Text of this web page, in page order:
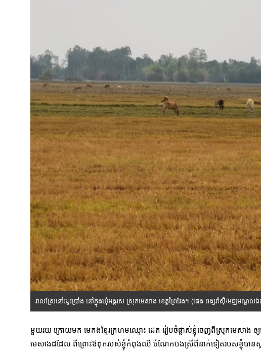
វាលស្រែនៅរដូវប្រាំង នៅក្នុងឃុំអង្គរស ស្រុកមេសាង ខេត្តព្រៃវែង។ (ផេង ពង្សរ៉ាស៊ី/មជ្ឈមណ្ឌលឯ
មួយរយៈក្រោយមក មេកងខ្មែរក្រហមឈ្មោះ ដេត រៀបចំផ្លាស់ខ្ញុំចេញពីស្រុកមេសាង ឲ្យ
មេសាងដដែល ពីព្រោះឪពុករបស់ខ្ញុំកំពុងឈឺ ចំណែកបងស្រីពីនាក់ទៀតរបស់ខ្ញុំបានស្ល